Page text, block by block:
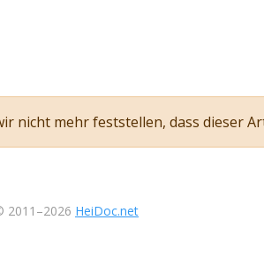
nicht mehr feststellen, dass dieser
2011–2026 HeiDoc.net